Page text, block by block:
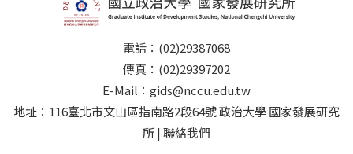
電話：(02)29387068
傳真：(02)29397202
E-Mail：gids@nccu.edu.tw
地址：116臺北市文山區指南路2段64號 政治大學 國家發展研究
所 | 聯絡我們